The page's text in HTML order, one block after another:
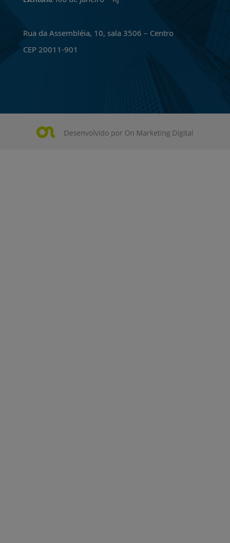
Rua da Assembléia, 10, sala 3506 – Centro
CEP 20011-901